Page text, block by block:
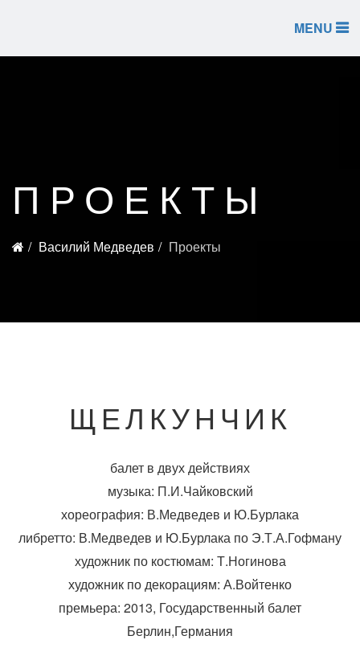
MENU
ПРОЕКТЫ
Василий Медведев Проекты
ЩЕЛКУНЧИК
балет в двух действиях
музыка: П.И.Чайковский
хореография: В.Медведев и Ю.Бурлака
либретто: В.Медведев и Ю.Бурлака по Э.Т.А.Гофману
художник по костюмам: Т.Ногинова
художник по декорациям: А.Войтенко
премьера: 2013, Государственный балет
Берлин,Германия